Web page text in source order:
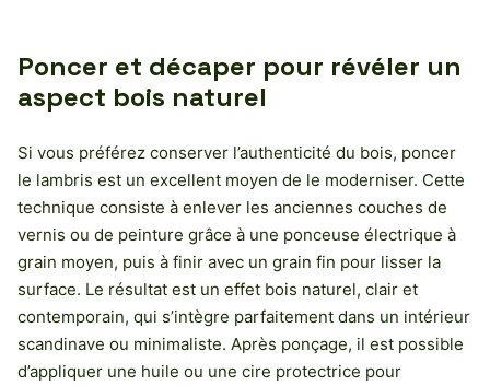
Poncer et décaper pour révéler un
aspect bois naturel
Si vous préférez conserver l’authenticité du bois, poncer
le lambris est un excellent moyen de le moderniser. Cette
technique consiste à enlever les anciennes couches de
vernis ou de peinture grâce à une ponceuse électrique à
grain moyen, puis à finir avec un grain fin pour lisser la
surface. Le résultat est un effet bois naturel, clair et
contemporain, qui s’intègre parfaitement dans un intérieur
scandinave ou minimaliste. Après ponçage, il est possible
d’appliquer une huile ou une cire protectrice pour